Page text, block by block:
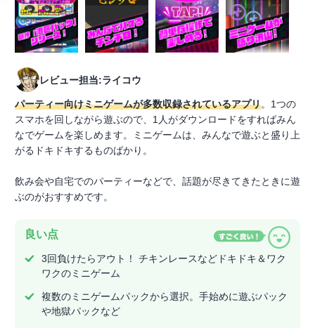
レビュー担当:ライコウ
パーティー向けミニゲームが多数収録されているアプリ。1つの
スマホを回しながら遊ぶので、1人がダウンロードをすればみん
なでゲームを楽しめます。ミニゲームは、みんなで遊ぶと盛り上
がるドキドキするものばかり。
飲み会や自宅でのパーティーなどで、話題が尽きてきたときに遊
ぶのがおすすめです。
良い点
3回負けたらアウト！ チキンレースなどドキドキ＆ワク
ワクのミニゲーム
複数のミニゲームパックから選択。手始めに遊ぶパック
や地獄パックなど